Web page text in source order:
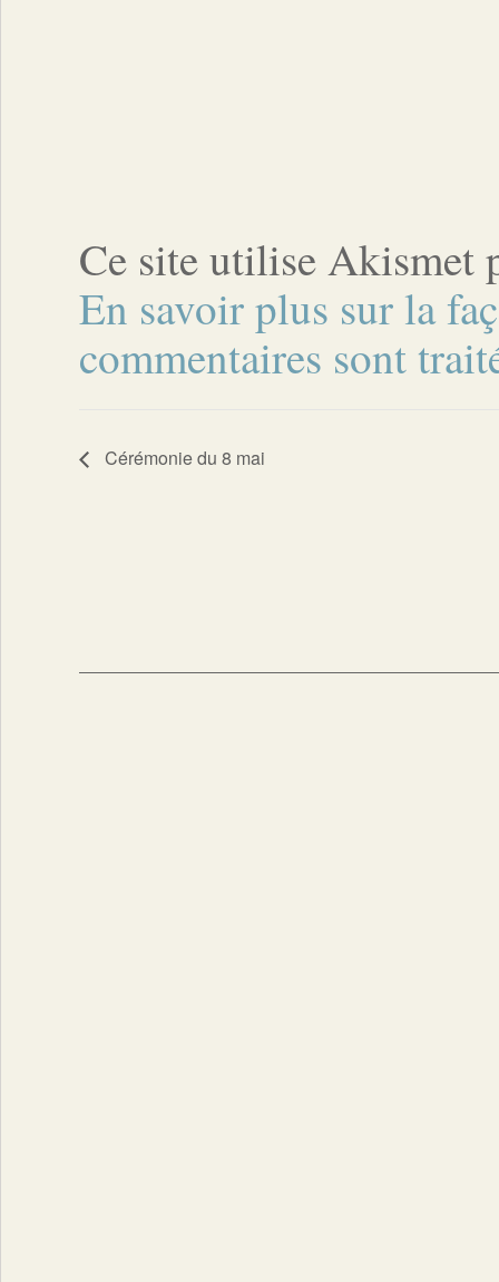
Ce site utilise Akismet
En savoir plus sur la
commentaires sont
Cérémonie du 8 mai